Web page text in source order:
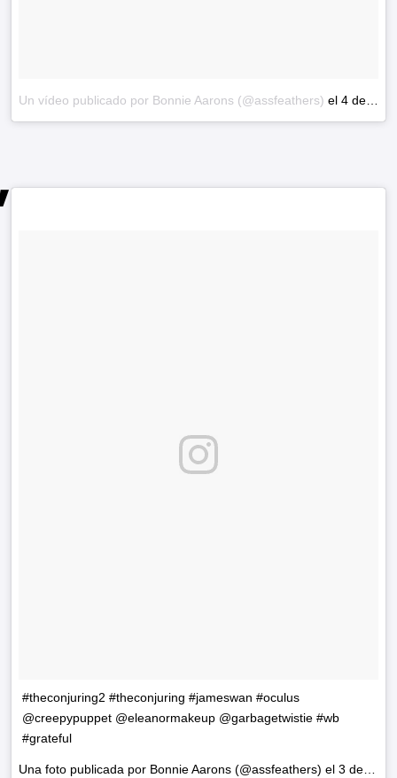
Un vídeo publicado por Bonnie Aarons (@assfeathers) el 4 de Jun de 2016 a la(s) 7:49 PDT
#theconjuring2 #theconjuring #jameswan #oculus
@creepypuppet @eleanormakeup @garbagetwistie #wb
#grateful
Una foto publicada por Bonnie Aarons (@assfeathers) el 3 de Jun de 2016 a la(s) 6:02 PDT